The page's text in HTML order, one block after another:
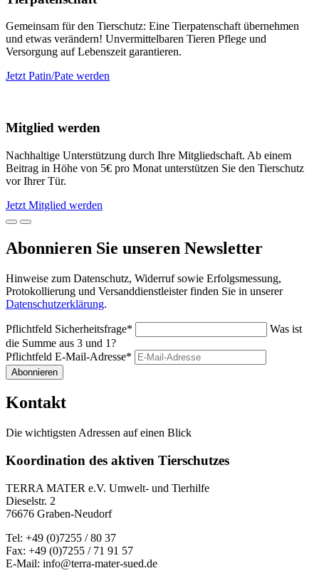
Gemeinsam für den Tierschutz: Eine Tierpatenschaft übernehmen
und etwas verändern! Unvermittelbaren Tieren Pflege und
Versorgung auf Lebenszeit garantieren.
Jetzt Patin/Pate werden
Mitglied werden
Nachhaltige Unterstützung durch Ihre Mitgliedschaft. Ab einem
Beitrag in Höhe von 5€ pro Monat unterstützen Sie den Tierschutz
vor Ihrer Tür.
Jetzt Mitglied werden
Abonnieren Sie unseren Newsletter
Hinweise zum Datenschutz, Widerruf sowie Erfolgsmessung,
Protokollierung und Versanddienstleister finden Sie in unserer
Datenschutzerklärung.
Pflichtfeld Sicherheitsfrage*
Was ist
die Summe aus 3 und 1?
Pflichtfeld E-Mail-Adresse*
Abonnieren
Kontakt
Die wichtigsten Adressen auf einen Blick
Koordination des aktiven Tierschutzes
TERRA MATER e.V. Umwelt- und Tierhilfe
Dieselstr. 2
76676 Graben-Neudorf
Tel: +49 (0)7255 / 80 37
Fax: +49 (0)7255 / 71 91 57
E-Mail: info@terra-mater-sued.de